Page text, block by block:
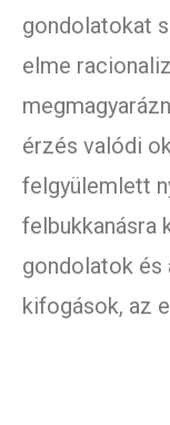
gondolatokat
elme
érzés valódi
felgyülemlett
felbukkanásra
gondolatok és
kifogások, az